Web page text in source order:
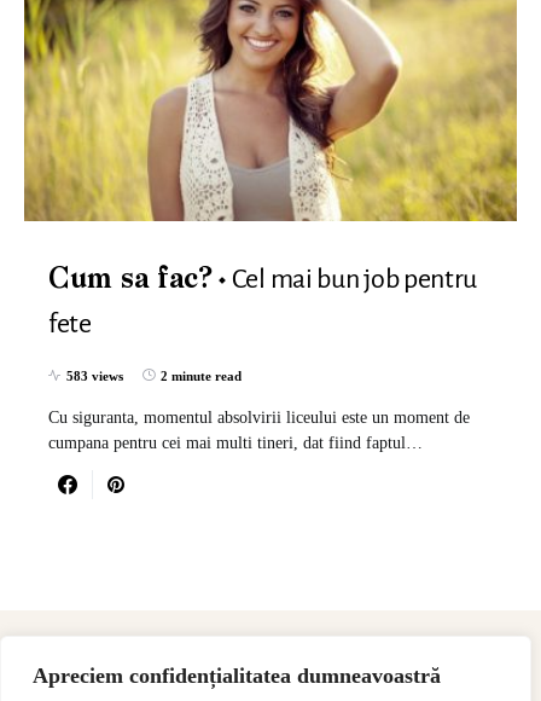
Apreciem confidențialitatea dumneavoastră
Cum sa fac?
Cel mai bun job pentru
fete
583 views 2 minute read
Cu siguranta, momentul absolvirii liceului este un moment de
cumpana pentru cei mai multi tineri, dat fiind faptul…